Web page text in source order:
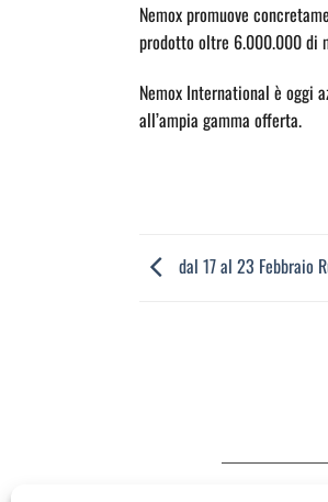
Nemox promuove
prodotto oltre 6.000.000 di
Nemox International è oggi
all’ampia gamma offerta.
dal 17 al 23 Febbraio